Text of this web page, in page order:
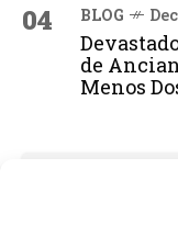
04 BLOG
de
Menos